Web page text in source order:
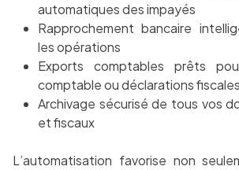
automatiques des impayés
Rapprochement bancaire
les opérations
Exports comptables prêts
comptable ou déclarations fiscales
Archivage sécurisé de tous vos
et fiscaux
L’automatisation favorise non